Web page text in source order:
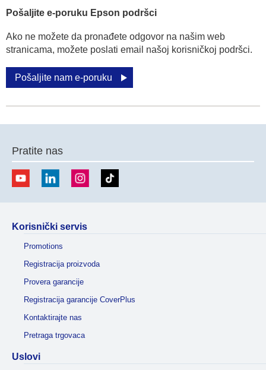
Pošaljite e-poruku Epson podršci
Ako ne možete da pronađete odgovor na našim web
stranicama, možete poslati email našoj korisničkoj podršci.
Pošaljite nam e-poruku
Pratite nas
Korisnički servis
Promotions
Registracija proizvoda
Provera garancije
Registracija garancije CoverPlus
Kontaktirajte nas
Pretraga trgovaca
Uslovi